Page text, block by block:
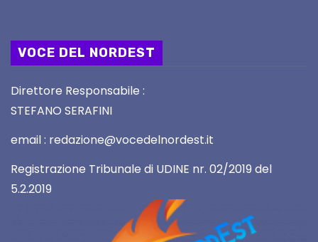
VOCE DEL NORDEST
Direttore Responsabile :
STEFANO SERAFINI
email : redazione@vocedelnordest.it
Registrazione Tribunale di UDINE nr. 02/2019 del
5.2.2019